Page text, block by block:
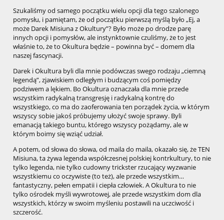
Szukaliśmy od samego początku wielu opcji dla tego szalonego
pomysłu, i pamiętam, że od początku pierwszą myślą było „Ej, a
może Darek Misiuna z Okultury”? Było może po drodze parę
innych opcji i pomysłów, ale instynktownie czuliśmy, że to jest
właśnie to, że to Okultura będzie – powinna być – domem dla
naszej fascynacji.
Darek i Okultura byli dla mnie podówczas swego rodzaju „ciemną
legendą”, zjawiskiem odległym i budzącym coś pomiędzy
podziwem a lękiem. Bo Okultura oznaczała dla mnie przede
wszystkim radykalną transgresję i radykalną kontrę do
wszystkiego, co ma do zaoferowania ten porządek życia, w którym
wszyscy sobie jakoś próbujemy ułożyć swoje sprawy. Byli
emanacją takiego buntu, którego wszyscy pożądamy, ale w
którym boimy się wziąć udział.
A potem, od słowa do słowa, od maila do maila, okazało się, że TEN
Misiuna, ta żywa legenda współczesnej polskiej kontrkultury, to nie
tylko legenda, nie tylko cudowny trickster rzucający wyzwanie
wszystkiemu co oczywiste (to też), ale przede wszystkim…
fantastyczny, pełen empatii i ciepła człowiek. A Okultura to nie
tylko ośrodek myśli wywrotowej, ale przede wszystkim dom dla
wszystkich, którzy w swoim myśleniu postawili na uczciwość i
szczerość.